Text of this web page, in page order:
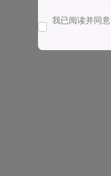
我已阅读并同意